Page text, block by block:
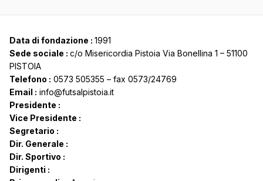
Data di fondazione : 1991
Sede sociale : c/o Misericordia Pistoia Via Bonellina 1 – 51100
PISTOIA
Telefono : 0573 505355 – fax 0573/24769
Email : info@futsalpistoia.it
Presidente :
Vice Presidente :
Segretario :
Dir. Generale :
Dir. Sportivo :
Dirigenti :